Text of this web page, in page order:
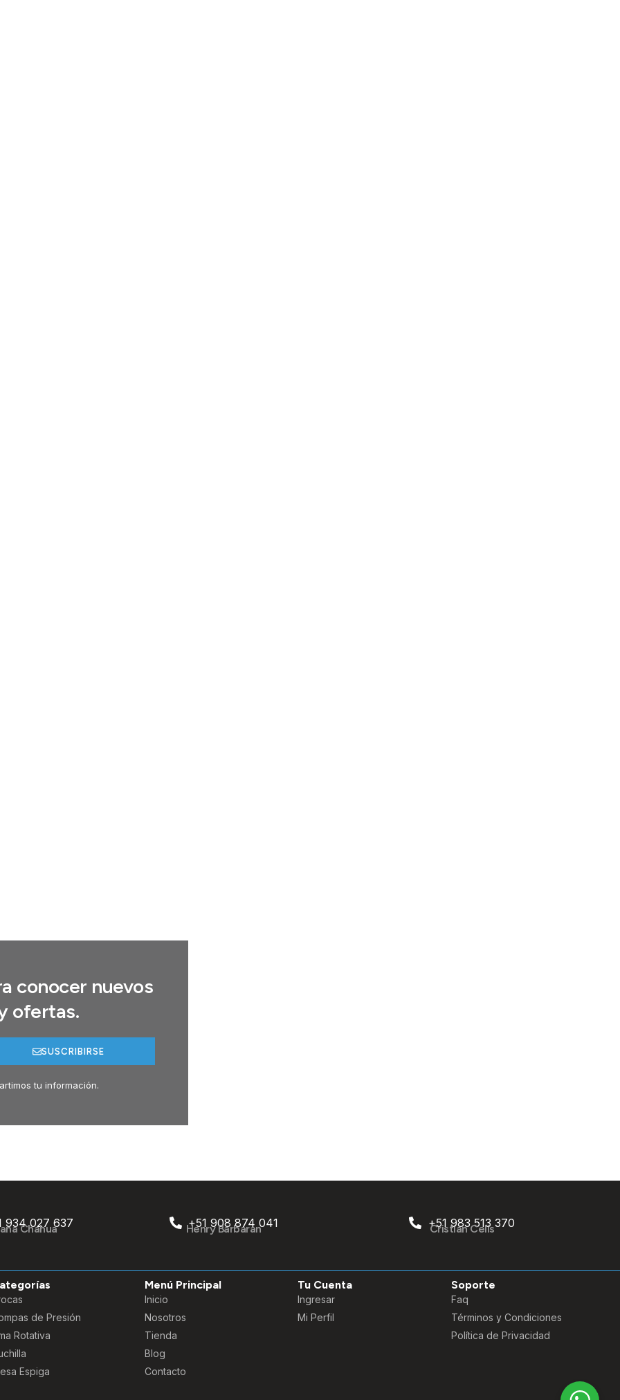
conocer nuevos
ofertas.
SUSCRIBIRSE
tu información.
934 027 637
Chahua +51 908 874 041
Henry Barbaran +51 983 513 370
Cristian Celis
de Presión
Rotativa
Espiga
Menú Principal
Inicio
Nosotros
Tienda
Blog
Contacto
Tu Cuenta
Ingresar
Mi Perfil
Soporte
Faq
Términos y Condiciones
Política de Privacidad